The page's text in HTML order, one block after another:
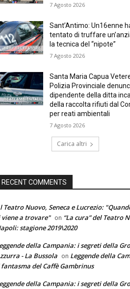
7 Agosto 2026
Sant’Antimo: Un16enne
tentato di truffare
la tecnica del “nipote”
7 Agosto 2026
Santa Maria Capua
Polizia Provinciale
dipendente della ditta
della raccolta rifiuti dal
per reati ambientali
7 Agosto 2026
Carica altri
RECENT COMMENTS
Teatro Nuovo, Seneca e Lucrezio:
viene a trovare" on “La cura” del Teatro
stagione 2019\2020
della Campania: i segreti della
- La Bussola on Leggende della
del Caffè Gambrinus
della Campania: i segreti della